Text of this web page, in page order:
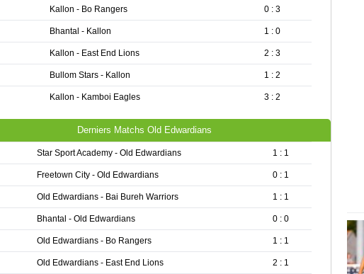
Kallon - Bo Rangers 0 : 3
Bhantal - Kallon 1 : 0
Kallon - East End Lions 2 : 3
Bullom Stars - Kallon 1 : 2
Kallon - Kamboi Eagles 3 : 2
Derniers Matchs Old Edwardians
Star Sport Academy - Old Edwardians 1 : 1
Freetown City - Old Edwardians 0 : 1
Old Edwardians - Bai Bureh Warriors 1 : 1
Bhantal - Old Edwardians 0 : 0
Old Edwardians - Bo Rangers 1 : 1
Old Edwardians - East End Lions 2 : 1